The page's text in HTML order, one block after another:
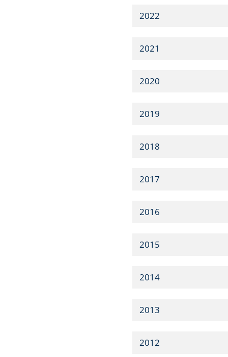
2022
2021
2020
2019
2018
2017
2016
2015
2014
2013
2012